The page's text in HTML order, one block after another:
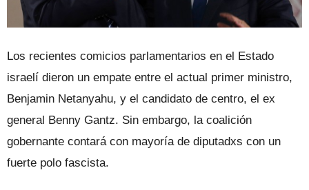
Los recientes comicios parlamentarios en el Estado
israelí dieron un empate entre el actual primer ministro,
Benjamin Netanyahu, y el candidato de centro, el ex
general Benny Gantz. Sin embargo, la coalición
gobernante contará con mayoría de diputadxs con un
fuerte polo fascista.